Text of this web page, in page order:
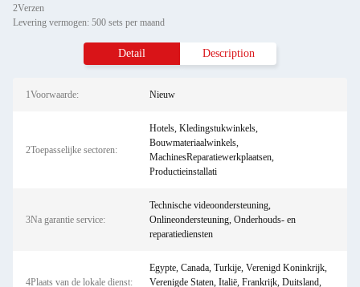
2Verzen
Levering vermogen: 500 sets per maand
Detail Description
1Voorwaarde: Nieuw
2Toepasselijke sectoren:
Hotels, Kledingstukwinkels,
Bouwmateriaalwinkels,
MachinesReparatiewerkplaatsen,
Productieinstallati
3Na garantie service:
Technische videoondersteuning,
Onlineondersteuning, Onderhouds- en
reparatiediensten
4Plaats van de lokale dienst:
Egypte, Canada, Turkije, Verenigd Koninkrijk,
Verenigde Staten, Italië, Frankrijk, Duitsland,